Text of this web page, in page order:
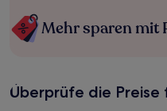
Mehr sparen mit
Überprüfe die Preise